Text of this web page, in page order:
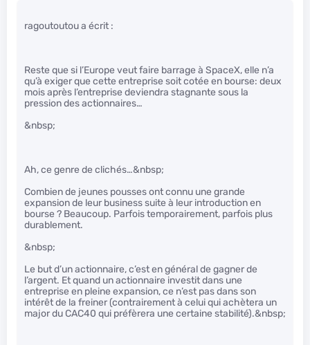
ragoutoutou a écrit :
Reste que si l’Europe veut faire barrage à SpaceX, elle n’a
qu’à exiger que cette entreprise soit cotée en bourse: deux
mois après l’entreprise deviendra stagnante sous la
pression des actionnaires…
&nbsp;
Ah, ce genre de clichés…&nbsp;
Combien de jeunes pousses ont connu une grande
expansion de leur business suite à leur introduction en
bourse ? Beaucoup. Parfois temporairement, parfois plus
durablement.
&nbsp;
Le but d’un actionnaire, c’est en général de gagner de
l’argent. Et quand un actionnaire investit dans une
entreprise en pleine expansion, ce n’est pas dans son
intérêt de la freiner (contrairement à celui qui achètera un
major du CAC40 qui préfèrera une certaine stabilité).&nbsp;